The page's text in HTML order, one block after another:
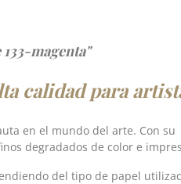
magenta"
calidad para
en el mundo del arte. Con su
degradados de color e
del tipo de papel